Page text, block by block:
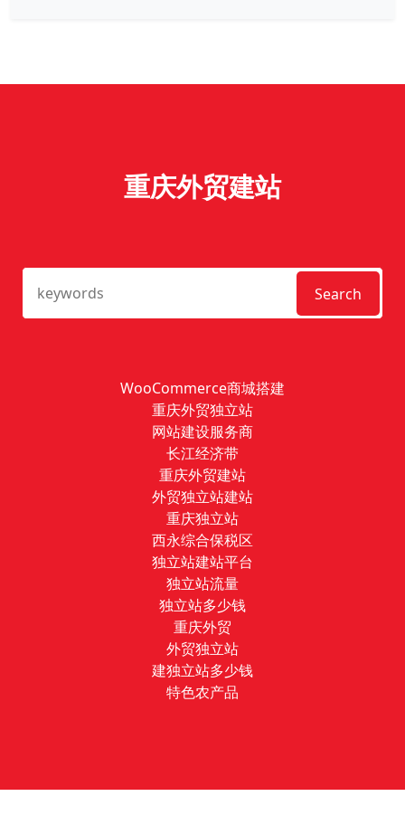
重庆外贸建站
Search
WooCommerce商城搭建
重庆外贸独立站
网站建设服务商
长江经济带
重庆外贸建站
外贸独立站建站
重庆独立站
西永综合保税区
独立站建站平台
独立站流量
独立站多少钱
重庆外贸
外贸独立站
建独立站多少钱
特色农产品